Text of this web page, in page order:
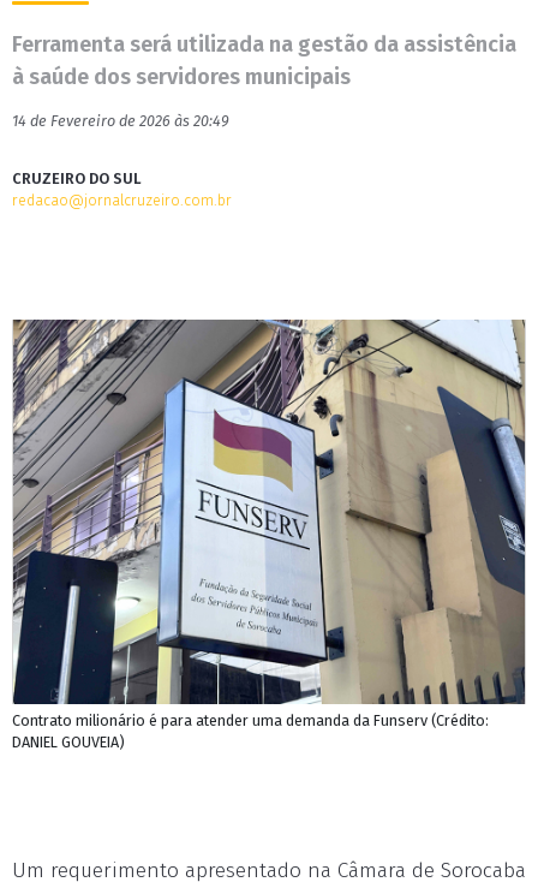
Ferramenta será utilizada na gestão da assistência
à saúde dos servidores municipais
14 de Fevereiro de 2026 às 20:49
CRUZEIRO DO SUL
redacao@jornalcruzeiro.com.br
Contrato milionário é para atender uma demanda da Funserv (Crédito:
DANIEL GOUVEIA)
Um requerimento apresentado na Câmara de Sorocaba